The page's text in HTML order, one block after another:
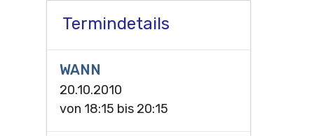
Termindetails
WANN
20.10.2010
von 18:15 bis 20:15